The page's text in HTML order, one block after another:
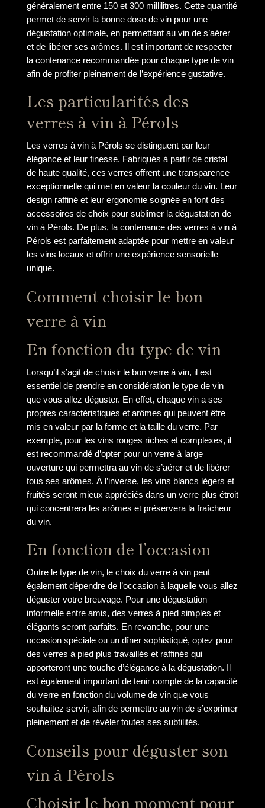
généralement entre 150 et 300 millilitres. Cette quantité
permet de servir la bonne dose de vin pour une
dégustation optimale, en permettant au vin de s’aérer
et de libérer ses arômes. Il est important de respecter
la contenance recommandée pour chaque type de vin
afin de profiter pleinement de l’expérience gustative.
Les particularités des
verres à vin à Pérols
Les verres à vin à Pérols se distinguent par leur
élégance et leur finesse. Fabriqués à partir de cristal
de haute qualité, ces verres offrent une transparence
exceptionnelle qui met en valeur la couleur du vin. Leur
design raffiné et leur ergonomie soignée en font des
accessoires de choix pour sublimer la dégustation de
vin à Pérols. De plus, la contenance des verres à vin à
Pérols est parfaitement adaptée pour mettre en valeur
les vins locaux et offrir une expérience sensorielle
unique.
Comment choisir le bon
verre à vin
En fonction du type de vin
Lorsqu’il s’agit de choisir le bon verre à vin, il est
essentiel de prendre en considération le type de vin
que vous allez déguster. En effet, chaque vin a ses
propres caractéristiques et arômes qui peuvent être
mis en valeur par la forme et la taille du verre. Par
exemple, pour les vins rouges riches et complexes, il
est recommandé d’opter pour un verre à large
ouverture qui permettra au vin de s’aérer et de libérer
tous ses arômes. À l’inverse, les vins blancs légers et
fruités seront mieux appréciés dans un verre plus étroit
qui concentrera les arômes et préservera la fraîcheur
du vin.
En fonction de l’occasion
Outre le type de vin, le choix du verre à vin peut
également dépendre de l’occasion à laquelle vous allez
déguster votre breuvage. Pour une dégustation
informelle entre amis, des verres à pied simples et
élégants seront parfaits. En revanche, pour une
occasion spéciale ou un dîner sophistiqué, optez pour
des verres à pied plus travaillés et raffinés qui
apporteront une touche d’élégance à la dégustation. Il
est également important de tenir compte de la capacité
du verre en fonction du volume de vin que vous
souhaitez servir, afin de permettre au vin de s’exprimer
pleinement et de révéler toutes ses subtilités.
Conseils pour déguster son
vin à Pérols
Choisir le bon moment pour